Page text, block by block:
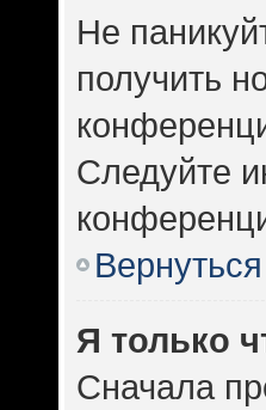
Не
получить
Следуйте
Я только
Сначала